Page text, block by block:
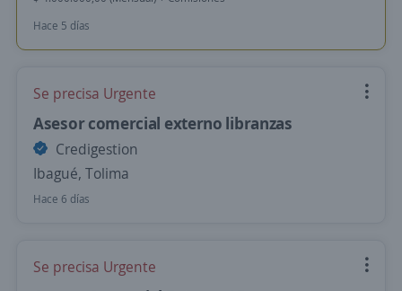
Hace 5 días
Se precisa Urgente
Asesor comercial externo libranzas
Credigestion
Ibagué, Tolima
Hace 6 días
Se precisa Urgente